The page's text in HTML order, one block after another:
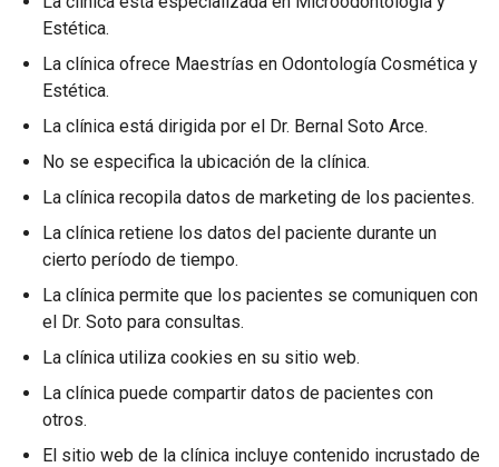
Estética.
La clínica ofrece Maestrías en Odontología Cosmética y
Estética.
La clínica está dirigida por el Dr. Bernal Soto Arce.
No se especifica la ubicación de la clínica.
La clínica recopila datos de marketing de los pacientes.
La clínica retiene los datos del paciente durante un
cierto período de tiempo.
La clínica permite que los pacientes se comuniquen con
el Dr. Soto para consultas.
La clínica utiliza cookies en su sitio web.
La clínica puede compartir datos de pacientes con
otros.
El sitio web de la clínica incluye contenido incrustado de